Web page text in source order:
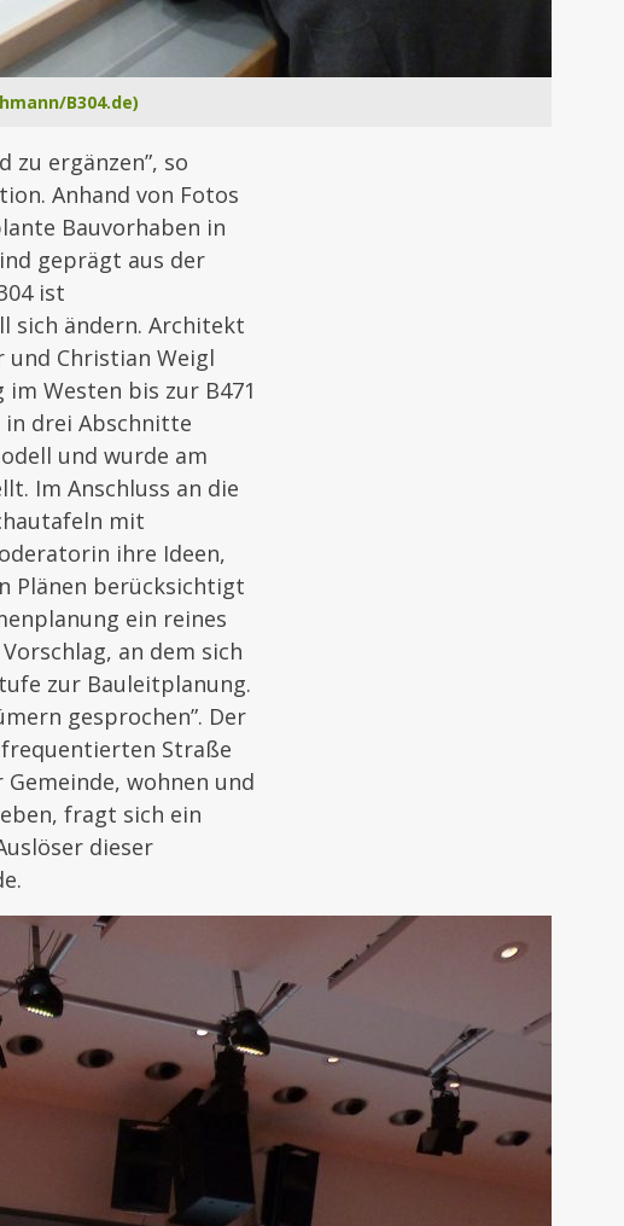
B304.de)
ergänzen”, so
Anhand von Fotos
Bauvorhaben in
geprägt aus der
ist
sich ändern. Architekt
Christian Weigl
Westen bis zur B471
in drei Abschnitte
und wurde am
Im Anschluss an die
mit
ihre Ideen,
Plänen berücksichtigt
ein reines
an dem sich
zur Bauleitplanung.
gesprochen”. Der
Straße
wohnen und
fragt sich ein
dieser